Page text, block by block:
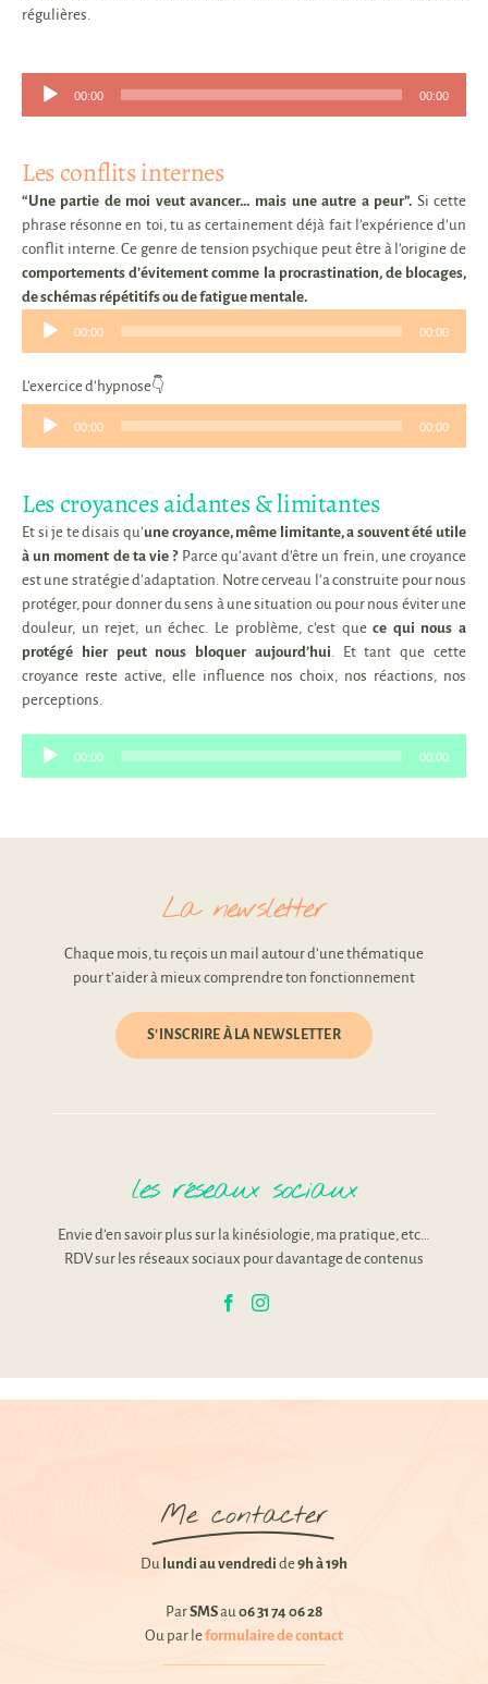
régulières.
Lecteur
audio
00:00 00:00
Les conflits internes
“Une partie de moi veut avancer… mais une autre a peur”. Si cette
phrase résonne en toi, tu as certainement déjà fait l’expérience d’un
conflit interne. Ce genre de tension psychique peut être à l’origine de
comportements d’évitement comme la procrastination, de blocages,
de schémas répétitifs ou de fatigue mentale.
Lecteur
audio
00:00 00:00
L’exercice d’hypnose👇
Lecteur
audio
00:00 00:00
Les croyances aidantes & limitantes
Et si je te disais qu’une croyance, même limitante, a souvent été utile
à un moment de ta vie ? Parce qu’avant d’être un frein, une croyance
est une stratégie d’adaptation . Notre cerveau l’a construite pour nous
protéger, pour donner du sens à une situation ou pour nous éviter une
douleur, un rejet, un échec. Le problème, c’est quece qui nous a
protégé hier peut nous bloquer aujourd’hui . Et tant que cette
croyance reste active, elle influence nos choix, nos réactions, nos
perceptions.
Lecteur
audio
00:00 00:00
La newsletter
Chaque mois, tu reçois un mail autour d’une thématique
pour t’aider à mieux comprendre ton fonctionnement
S’INSCRIRE À LA NEWSLETTER
les réseaux sociaux
Envie d’en savoir plus sur la kinésiologie, ma pratique, etc…
RDV sur les réseaux sociaux pour davantage de contenus
Me contacter
Du lundi au vendredi de9h à 19h
ParSMSau 06 31 74 06 28
Ou par leformulaire de contact